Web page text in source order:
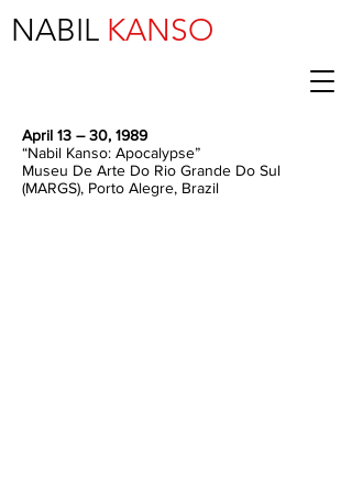
NABIL KANSO
April 13 – 30, 1989
“Nabil Kanso: Apocalypse”
Museu De Arte Do Rio Grande Do Sul
(MARGS), Porto Alegre, Brazil